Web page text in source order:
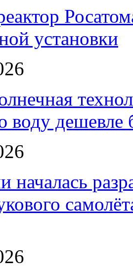
установки
воду дешевле
началась